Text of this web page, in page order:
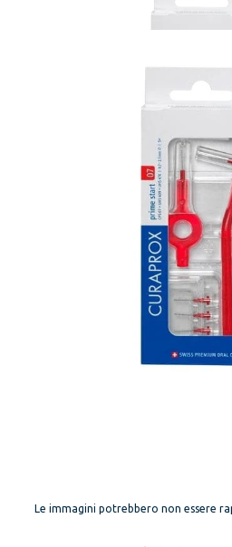
Le immagini potrebbero non essere